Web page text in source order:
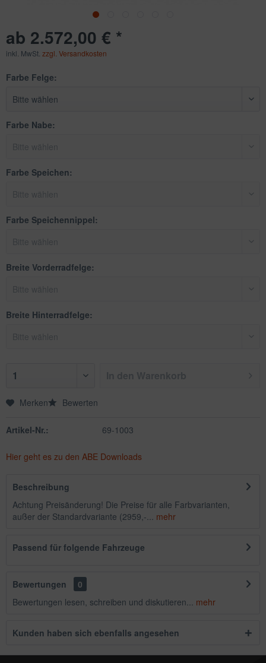
ab 2.572,00 € *
inkl. MwSt. zzgl. Versandkosten
Farbe Felge:
Farbe Nabe:
Farbe Speichen:
Farbe Speichennippel:
Breite Vorderradfelge:
Breite Hinterradfelge:
Merken Bewerten
Artikel-Nr.: 69-1003
Hier geht es zu den ABE Downloads
Beschreibung
Achtung Preisänderung! Die Preise für alle Farbvarianten,
außer der Standardvariante (2959,-... mehr
Passend für folgende Fahrzeuge
Bewertungen
0
Bewertungen lesen, schreiben und diskutieren... mehr
Kunden haben sich ebenfalls angesehen